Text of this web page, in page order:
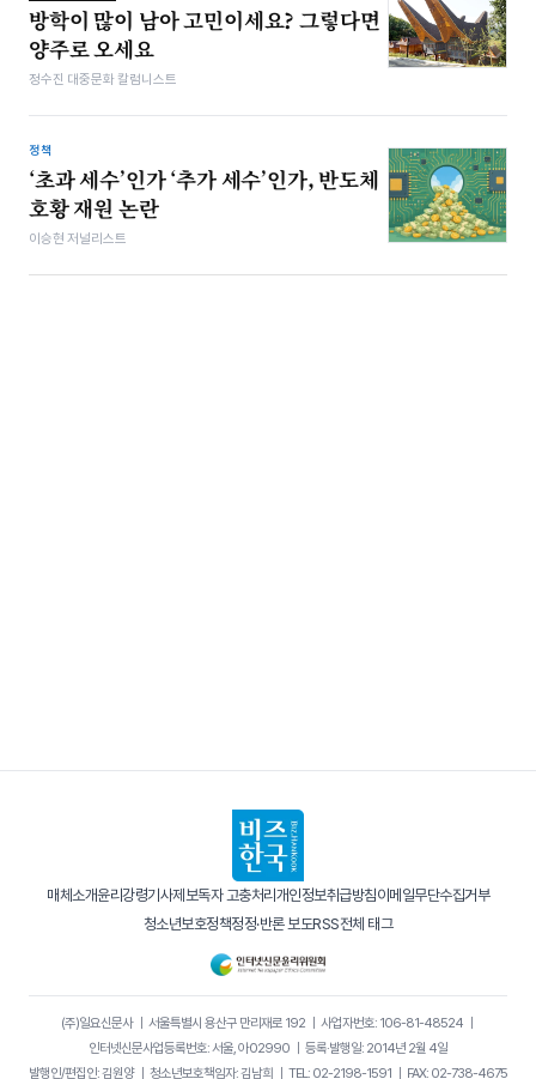
방학이 많이 남아 고민이세요? 그렇다면
양주로 오세요
정수진 대중문화 칼럼니스트
정책
‘초과 세수’인가 ‘추가 세수’인가, 반도체
호황 재원 논란
이승현 저널리스트
매체소개윤리강령기사제보독자 고충처리 개인정보취급방침이메일무단수집거부
청소년보호정책정정·반론 보도RSS전체 태그
(주)일요신문사｜ 서울특별시 용산구 만리재로 192｜ 사업자번호: 106-81-48524｜
인터넷신문사업등록번호: 서울, 아02990 ｜ 등록·발행일: 2014년 2월 4일
발행인/편집인: 김원양｜ 청소년보호책임자: 김남희 ｜ TEL: 02-2198-1591 ｜ FAX: 02-738-4675